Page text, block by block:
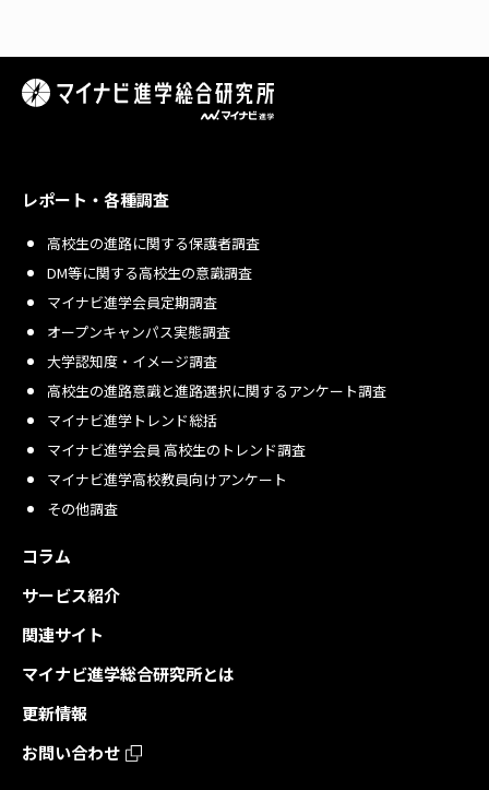
レポート・各種調査
高校生の進路に関する保護者調査
DM等に関する高校生の意識調査
マイナビ進学会員定期調査
オープンキャンパス実態調査
大学認知度・イメージ調査
高校生の進路意識と進路選択に関するアンケート調査
マイナビ進学トレンド総括
マイナビ進学会員 高校生のトレンド調査
マイナビ進学高校教員向けアンケート
その他調査
コラム
サービス紹介
関連サイト
マイナビ進学総合研究所とは
更新情報
お問い合わせ